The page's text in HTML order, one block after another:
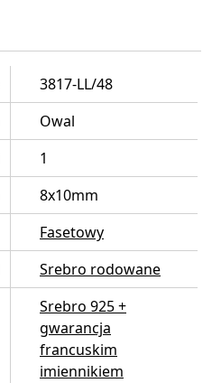
3817-LL/48
Owal
1
8x10mm
Fasetowy
Srebro rodowane
Srebro 925 +
gwarancja
francuskim
imiennikiem